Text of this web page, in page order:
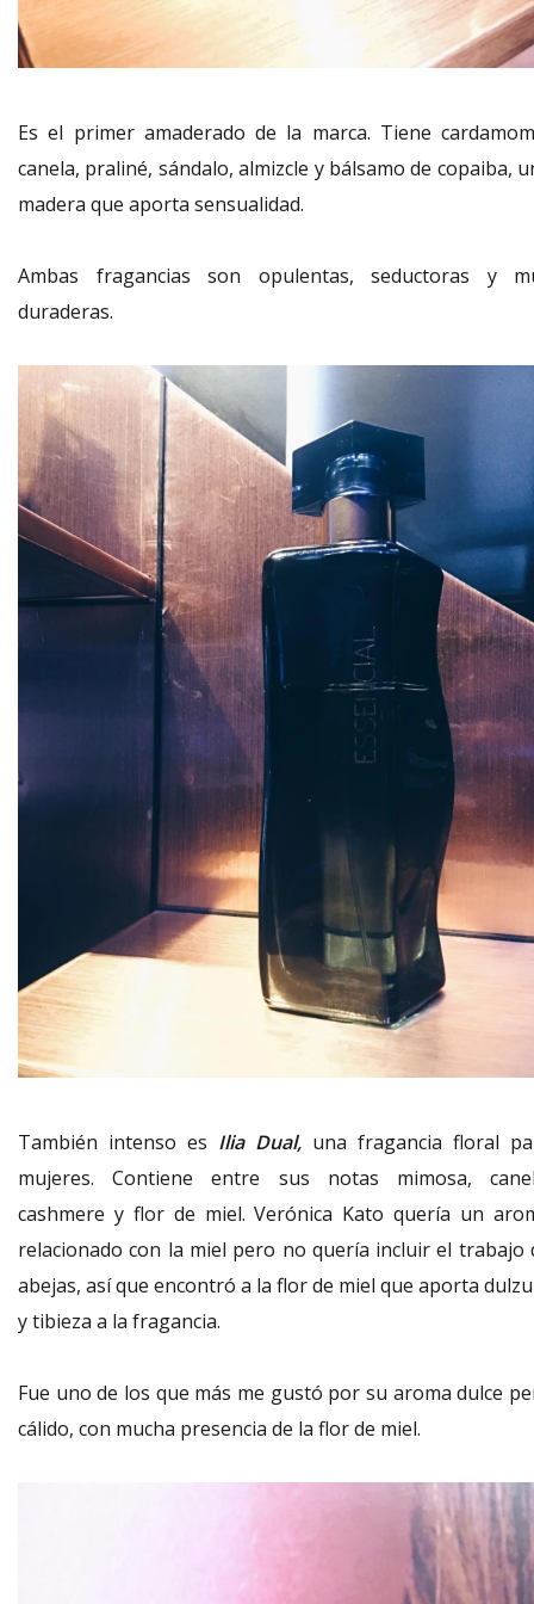
Es el primer amaderado de la marca. Tiene
canela, praliné, sándalo, almizcle y bálsamo de copaiba,
madera que aporta sensualidad.
Ambas fragancias son opulentas, seductoras y
duraderas.
También intenso es Ilia Dual, una fragancia floral
mujeres. Contiene entre sus notas mimosa,
cashmere y flor de miel. Verónica Kato quería un
relacionado con la miel pero no quería incluir el trabajo
abejas, así que encontró a la flor de miel que aporta
y tibieza a la fragancia.
Fue uno de los que más me gustó por su aroma dulce
cálido, con mucha presencia de la flor de miel.